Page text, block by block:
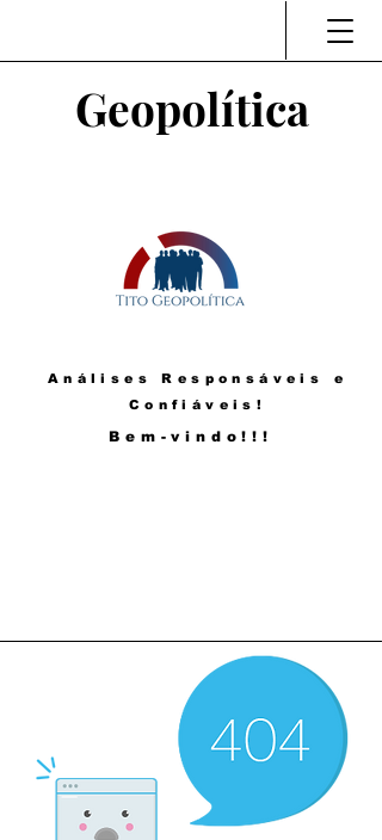
Geopolítica
Análises Responsáveis e
Confiáveis!
Bem-vindo!!!